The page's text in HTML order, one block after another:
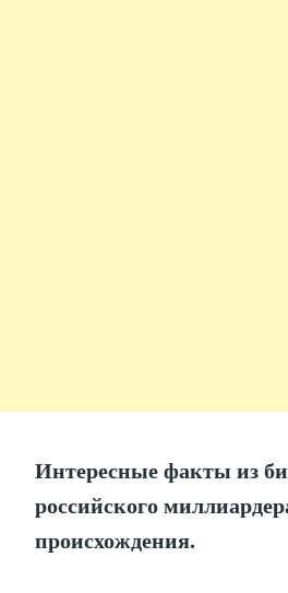
Интересные факты из
российского
происхождения.